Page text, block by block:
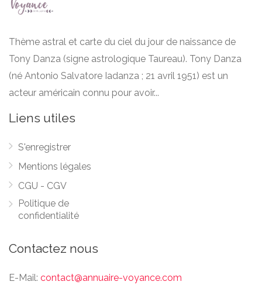
Thème astral et carte du ciel du jour de naissance de
Tony Danza (signe astrologique Taureau). Tony Danza
(né Antonio Salvatore Iadanza ; 21 avril 1951) est un
acteur américain connu pour avoir...
Liens utiles
S'enregistrer
Mentions légales
CGU - CGV
Politique de
confidentialité
Contactez nous
E-Mail: contact@annuaire-voyance.com